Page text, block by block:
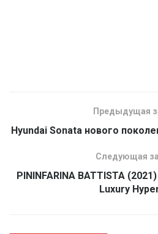
Предыдущая
Hyundai Sonata нового
Следующая
PININFARINA BATTISTA
Luxury